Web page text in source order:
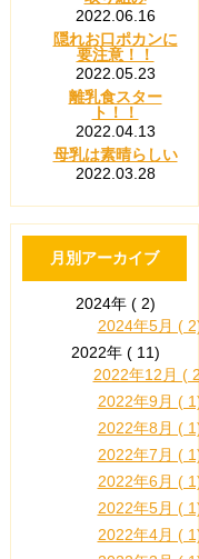
2022.06.16
隠れお口ポカンに
要注意！！
2022.05.23
離乳食スター
ト！！
2022.04.13
母乳は素晴らしい
2022.03.28
月別アーカイブ
2024年 ( 2)
2024年5月 (
2022年 ( 11)
2022年12月 (
2022年9月 (
2022年8月 (
2022年7月 (
2022年6月 (
2022年5月 (
2022年4月 (